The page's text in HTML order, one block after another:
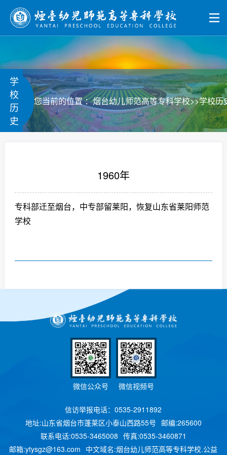
学
校
历
史
您当前的位置 ：烟台幼儿师范高等专科学校>>学校历
1960年
专科部迁至烟台，中专部留莱阳，恢复山东省莱阳师范
学校
微信公众号 微信视频号
信访举报电话：0535-2911892
地址:山东省烟台市蓬莱区小泰山西路55号 邮编:265600
联系电话:0535-3465008 传真:0535-3460871
邮箱:ytysgz@163.com 中文域名:烟台幼儿师范高等专科学校.公益